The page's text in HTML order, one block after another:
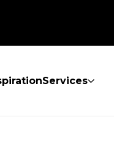
Services